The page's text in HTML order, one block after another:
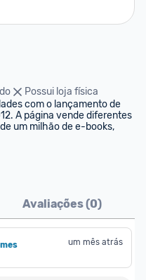
Possui loja física
com o lançamento de
A página vende diferentes
um milhão de e-books,
Avaliações (0)
um mês atrás